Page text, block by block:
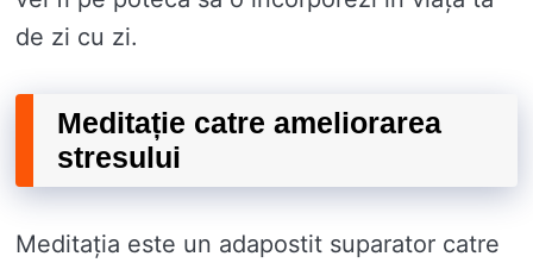
de zi cu zi.
Meditație catre ameliorarea
stresului
Meditația este un adapostit suparator catre